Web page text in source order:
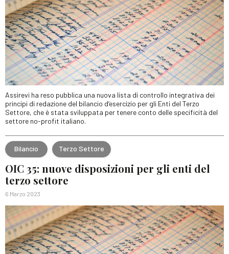
Assirevi ha reso pubblica una nuova lista di controllo integrativa dei
principi di redazione del bilancio d’esercizio per gli Enti del Terzo
Settore, che è stata sviluppata per tenere conto delle specificità del
settore no-profit italiano.
Bilancio Terzo Settore
OIC 35: nuove disposizioni per gli enti del
terzo settore
6 Marzo 2023